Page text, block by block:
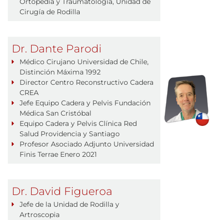
Cirugía de Rodilla
Dr. Dante Parodi
Médico Cirujano Universidad de Chile,
Distinción Máxima 1992
Director Centro Reconstructivo Cadera
CREA
Jefe Equipo Cadera y Pelvis Fundación
Médica San Cristóbal
Equipo Cadera y Pelvis Clínica Red
Salud Providencia y Santiago
Profesor Asociado Adjunto Universidad
Finis Terrae Enero 2021
Dr. David Figueroa
Jefe de la Unidad de Rodilla y
Artroscopia